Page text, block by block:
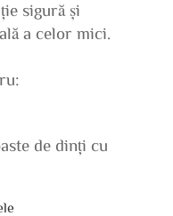
sigură și
a celor mici.
de dinți cu